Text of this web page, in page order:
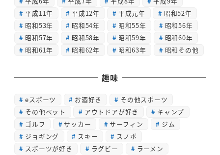
平成11年
平成12年 平成元年
昭和52年
昭和53年
昭和54年 昭和55年
昭和56年
昭和57年
昭和58年 昭和59年
昭和60年
昭和61年
昭和62年 昭和63年 昭和その他
趣味
eスポーツ お酒好き
その他スポーツ
その他ペット
アウトドアが好き
キャンプ
ゴルフ
サッカー サーフィン
ジム
ジョギング
スキー
スノボ
スポーツが好き
ラグビー
ラーメン